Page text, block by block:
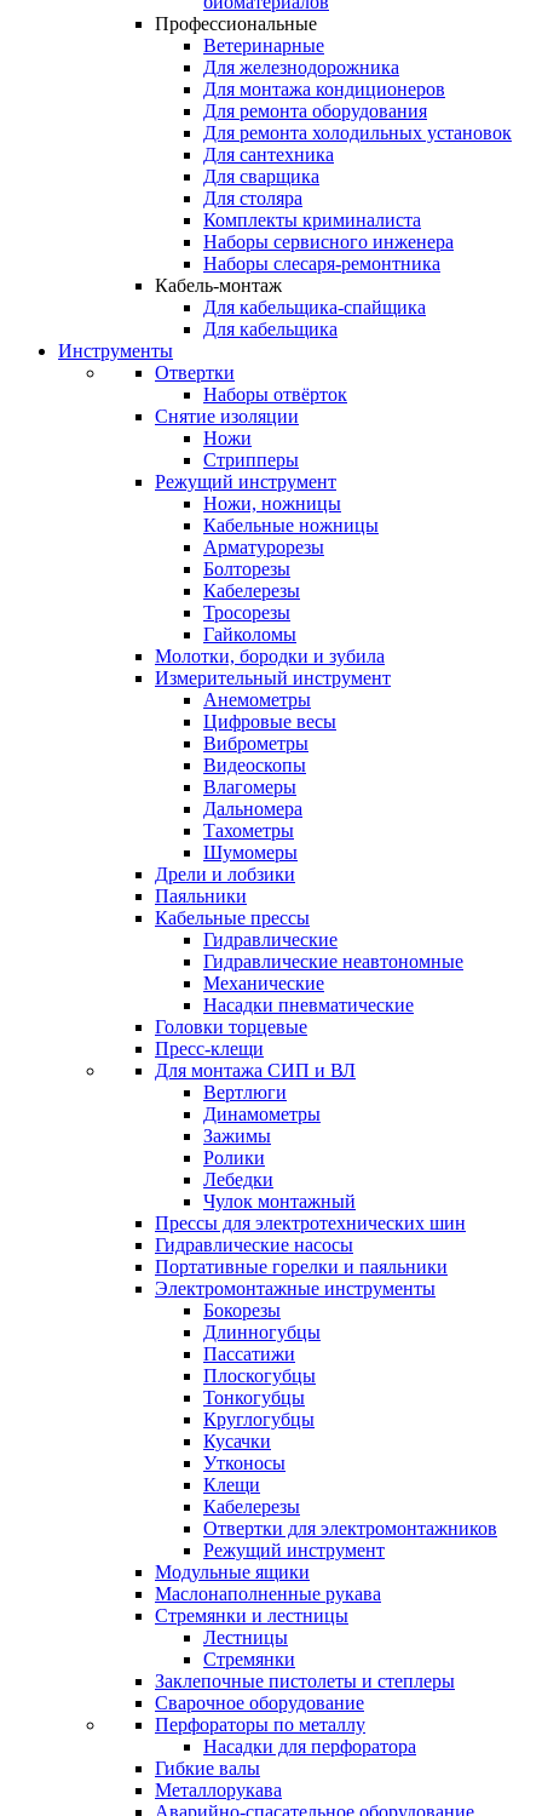
Профессиональные
Ветеринарные
Для железнодорожника
Для монтажа кондиционеров
Для ремонта оборудования
Для ремонта холодильных установок
Для сантехника
Для сварщика
Для столяра
Комплекты криминалиста
Наборы сервисного инженера
Наборы слесаря-ремонтника
Кабель-монтаж
Для кабельщика-спайщика
Для кабельщика
Инструменты
Отвертки
Наборы отвёрток
Снятие изоляции
Ножи
Стрипперы
Режущий инструмент
Ножи, ножницы
Кабельные ножницы
Арматурорезы
Болторезы
Кабелерезы
Тросорезы
Гайколомы
Молотки, бородки и зубила
Измерительный инструмент
Анемометры
Цифровые весы
Виброметры
Видеоскопы
Влагомеры
Дальномера
Тахометры
Шумомеры
Дрели и лобзики
Паяльники
Кабельные прессы
Гидравлические
Гидравлические неавтономные
Механические
Насадки пневматические
Головки торцевые
Пресс-клещи
Для монтажа СИП и ВЛ
Вертлюги
Динамометры
Зажимы
Ролики
Лебедки
Чулок монтажный
Прессы для электротехнических шин
Гидравлические насосы
Портативные горелки и паяльники
Электромонтажные инструменты
Бокорезы
Длинногубцы
Пассатижи
Плоскогубцы
Тонкогубцы
Круглогубцы
Кусачки
Утконосы
Клещи
Кабелерезы
Отвертки для электромонтажников
Режущий инструмент
Модульные ящики
Маслонаполненные рукава
Стремянки и лестницы
Лестницы
Стремянки
Заклепочные пистолеты и степлеры
Сварочное оборудование
Перфораторы по металлу
Насадки для перфоратора
Гибкие валы
Металлорукава
Аварийно-спасательное оборудование